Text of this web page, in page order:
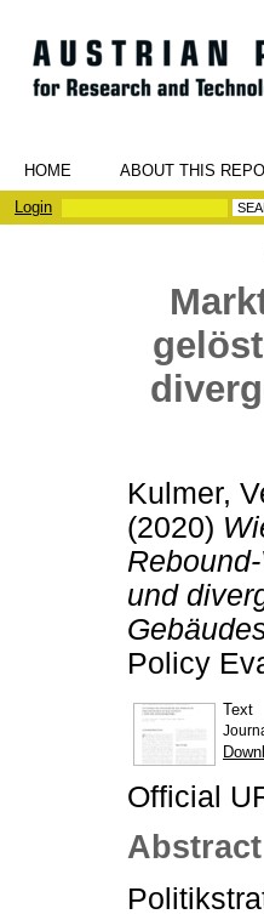
HOME ABOUT THIS
Login
Kulmer,
(2020)
und
Policy
Text
Official
Abstract